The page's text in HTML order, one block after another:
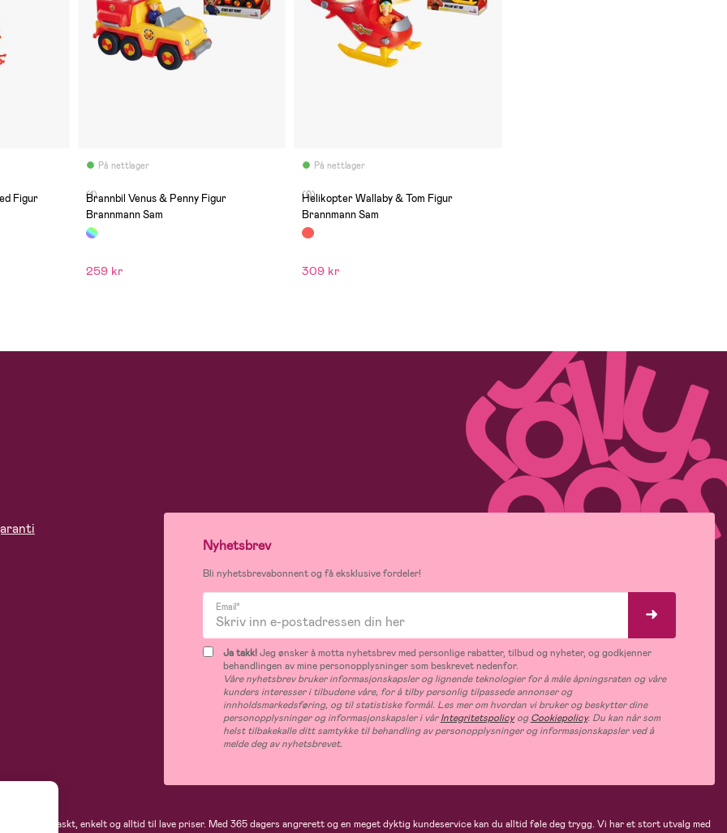
Figur
På nettlager
(1)
Brannbil Venus & Penny Figur
Brannmann Sam
259 kr
På nettlager
(0)
Helikopter Wallaby & Tom Figur
Brannmann Sam
309 kr
Nyhetsbrev
Bli nyhetsbrevabonnent og få eksklusive fordeler!
Email*
Ja takk!Jeg ønsker å motta nyhetsbrev med personlige rabatter, tilbud og nyheter, og godkjenner
behandlingen av mine personopplysninger som beskrevet nedenfor.
Våre nyhetsbrev bruker informasjonskapsler og lignende teknologier for å måle åpningsraten og våre
kunders interesser i tilbudene våre, for å tilby personlig tilpassede annonser og
innholdsmarkedsføring, og til statistiske formål. Les mer om hvordan vi bruker og beskytter dine
personopplysninger og informasjonskapsler i vårIntegritetspolicyogCookiepolicy. Du kan når som
helst tilbakekalle ditt samtykke til behandling av personopplysninger og informasjonskapsler ved å
melde deg av nyhetsbrevet.
du raskt, enkelt og alltid til lave priser. Med 365 dagers angrerett og en meget dyktig kundeservice kan du alltid føle deg trygg. Vi har et stort utvalg med